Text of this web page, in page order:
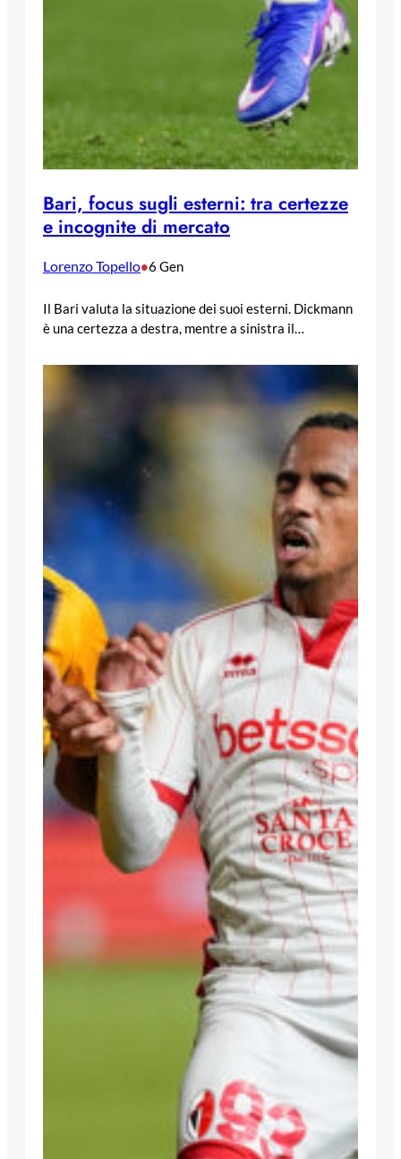
Bari, focus sugli esterni: tra certezze
e incognite di mercato
Lorenzo Topello•6 Gen
Il Bari valuta la situazione dei suoi esterni. Dickmann
è una certezza a destra, mentre a sinistra il…